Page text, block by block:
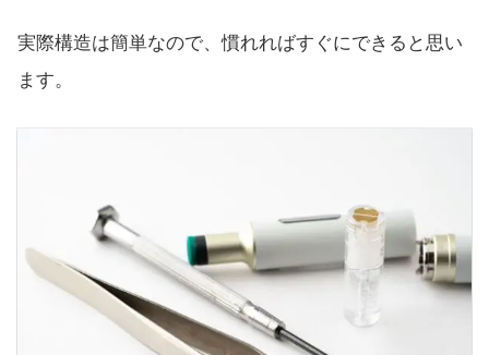
実際構造は簡単なので、慣れればすぐにできると思い
ます。